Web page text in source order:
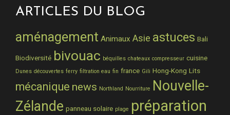
ARTICLES DU BLOG
aménagement Animaux Asie astuces Bali
Biodiversité bivouac béquilles chateaux compresseur cuisine
Dunes découvertes ferry filtration eau fin france Gili Hong-Kong Lits
mécanique news Northland Nourriture Nouvelle-
Zélande panneau solaire plage préparation